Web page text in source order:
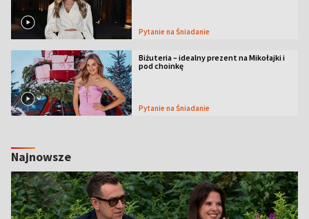
Pytanie na Śniadanie
Biżuteria – idealny prezent na Mikołajki i
pod choinkę
Pytanie na Śniadanie
Najnowsze